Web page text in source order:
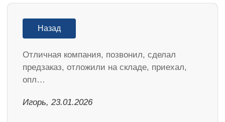
Назад
Отличная компания, позвонил, сделал
предзаказ, отложили на складе, приехал,
опл…
Игорь, 23.01.2026